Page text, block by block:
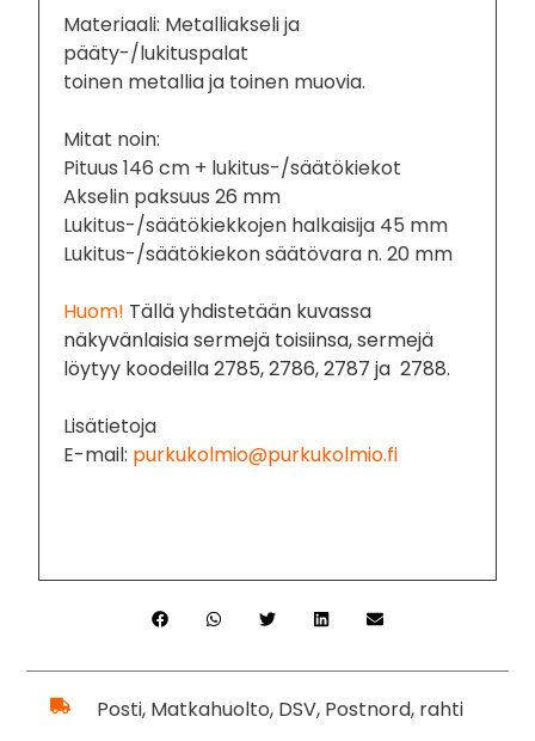
Materiaali: Metalliakseli ja
pääty-/lukituspalat
toinen metallia ja toinen muovia.
Mitat noin:
Pituus 146 cm + lukitus-/säätökiekot
Akselin paksuus 26 mm
Lukitus-/säätökiekkojen halkaisija 45 mm
Lukitus-/säätökiekon säätövara n. 20 mm
Huom! Tällä yhdistetään kuvassa
näkyvänlaisia sermejä toisiinsa, sermejä
löytyy koodeilla 2785, 2786, 2787 ja 2788.
Lisätietoja
E-mail: purkukolmio@purkukolmio.fi
Posti, Matkahuolto, DSV, Postnord, rahti